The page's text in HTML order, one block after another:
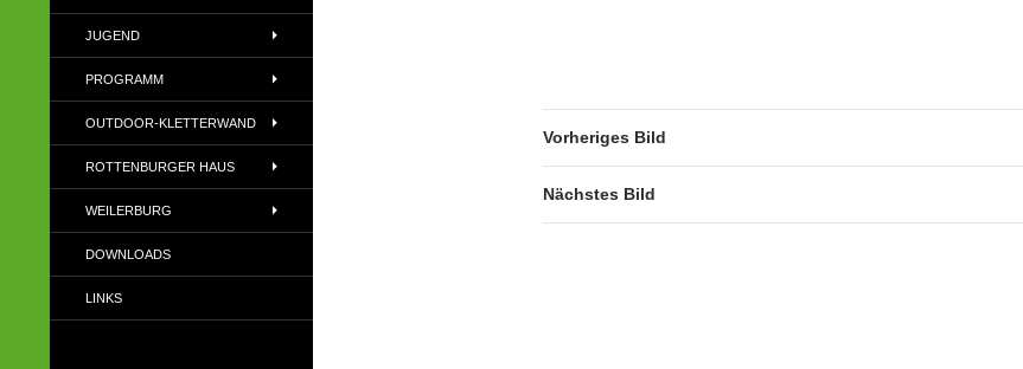
Vorheriges Bild
Nächstes Bild
JUGEND
PROGRAMM
OUTDOOR-KLETTERWAND
ROTTENBURGER HAUS
WEILERBURG
DOWNLOADS
LINKS